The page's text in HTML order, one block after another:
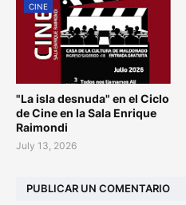
CINE
"La isla desnuda" en el Ciclo
de Cine en la Sala Enrique
Raimondi
July 13, 2026
PUBLICAR UN COMENTARIO